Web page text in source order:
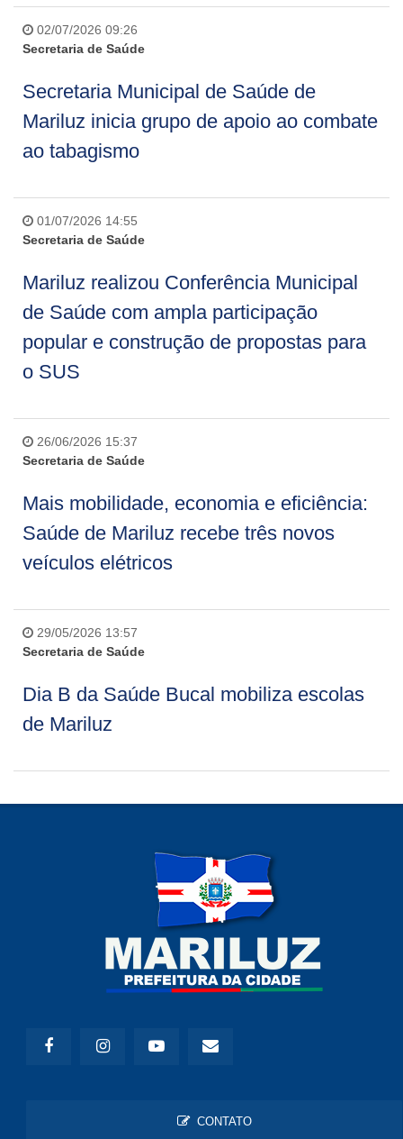
02/07/2026 09:26
Secretaria de Saúde
Secretaria Municipal de Saúde de
Mariluz inicia grupo de apoio ao combate
ao tabagismo
01/07/2026 14:55
Secretaria de Saúde
Mariluz realizou Conferência Municipal
de Saúde com ampla participação
popular e construção de propostas para
o SUS
26/06/2026 15:37
Secretaria de Saúde
Mais mobilidade, economia e eficiência:
Saúde de Mariluz recebe três novos
veículos elétricos
29/05/2026 13:57
Secretaria de Saúde
Dia B da Saúde Bucal mobiliza escolas
de Mariluz
CONTATO